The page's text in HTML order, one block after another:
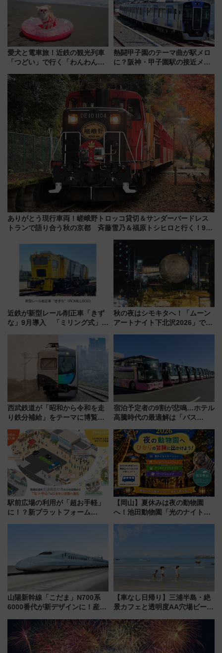
愛犬と電車旅！近鉄の観光列車
「つどい」で行く「わんわん列
める日帰りツアー
熱闘甲子園のテーマ曲が駅メロ
に？阪神・甲子園駅の接近メロ
谷実アレンジの特別仕様へ、8月
5日始発から
ありがとう現行車両！嵯峨野トロッコ貸切＆サンダーバードレス
トランで語り合う秋の京都 斉藤雪乃＆福原トシヒロと行く！9月
近鉄が新型レール削正車「きず
な」9月導入 「ミリング式」採
化！安全性や乗り心地の向上に
貢献するだけでなく、全線区で
活躍するための仕組みも
秋の夜はシモキタへ！「ムーン
アートナイト下北沢2026」でイ
西武鉄道が「昭和から令和を走
り鉄分補給」をテーマに博覧会
14日から 新車両「トキイロ」体
験ブースも アクセスや申込方法
を解説
宿泊予定者の9割が悲鳴…ホテル
高騰時代の最適解は「バス
した、推し活遠征や観光時のリ
アルな懐事情
駅前広場の利用が「超お手軽」
に！？新プラットフォーム
【岡山】夏休みは夜の動物園
へ！池田動物園「光のナイトズ
な夜
山陽新幹線「こだま」N700系
6000番代が新デザインに！産学
用は今冬から
【車なし日帰り】三浦半島・絶
景カフェと透明度AA穴場ビーチ
用してストレスフリー旅へ行こ
う！